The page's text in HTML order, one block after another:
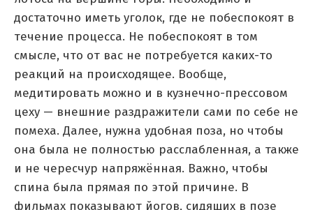
достаточно иметь уголок, где не побеспокоят в
течение процесса. Не побеспокоят в том
смысле, что от вас не потребуется каких-то
реакций на происходящее. Вообще,
медитировать можно и в кузнечно-прессовом
цеху — внешние раздражители сами по себе не
помеха. Далее, нужна удобная поза, но чтобы
она была не полностью расслабленная, а также
и не чересчур напряжённая. Важно, чтобы
спина была прямая по этой причине. В
фильмах показывают йогов, сидящих в позе